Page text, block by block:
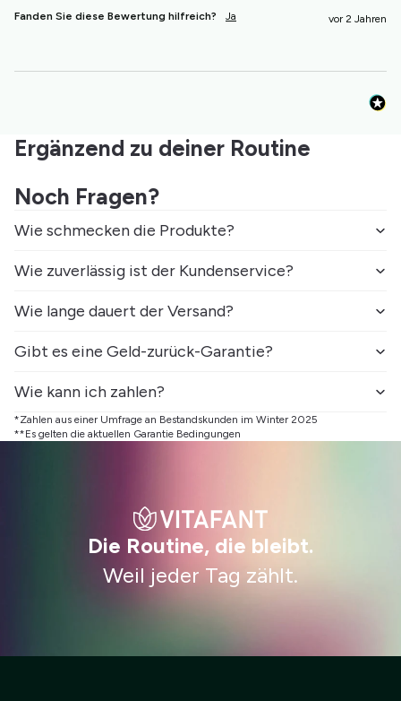
Fanden Sie diese Bewertung hilfreich? Ja vor 2 Jahren
Ergänzend zu deiner Routine
Noch Fragen?
Wie schmecken die Produkte?
Wie zuverlässig ist der Kundenservice?
Wie lange dauert der Versand?
Gibt es eine Geld-zurück-Garantie?
Wie kann ich zahlen?
*Zahlen aus einer Umfrage an Bestandskunden im Winter 2025
**Es gelten die aktuellen Garantie Bedingungen
Die Routine, die bleibt.
Weil jeder Tag zählt.